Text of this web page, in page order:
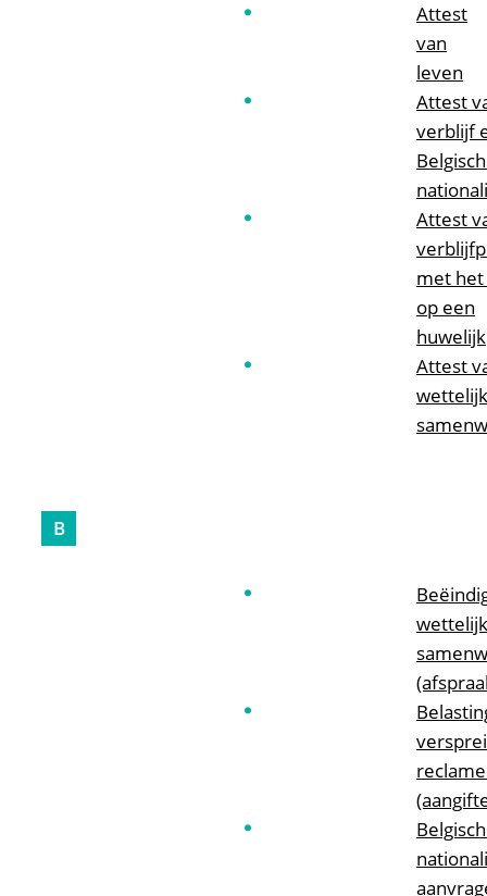
Attest
van
leven
Attest
verblijf
Attest
met het
op een
huwelijk
Attest
B
wettelijk